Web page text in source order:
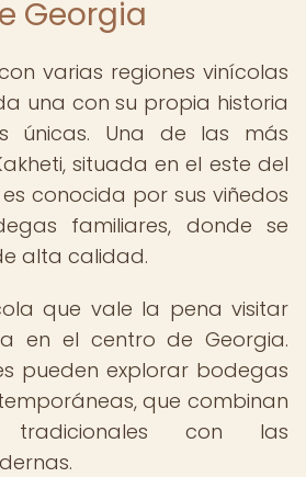
Georgia
varias regiones vinícolas
una con su propia historia
únicas. Una de las más
situada en el este del
conocida por sus viñedos
familiares, donde se
alta calidad.
que vale la pena visitar
en el centro de Georgia.
pueden explorar bodegas
que combinan
con las